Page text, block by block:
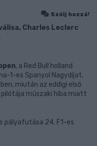
Szólj hozzá!
Charles Leclerc
, a Red Bull holland
1-es Spanyol Nagydíjat,
miután az eddigi első
pilótája műszaki hiba miatt
pályafutása 24. F1-es